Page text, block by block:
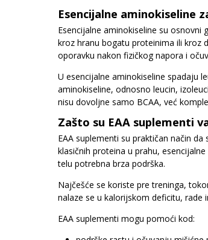
Esencijalne aminokiseline
Esencijalne aminokiseline su
kroz hranu bogatu proteinima ili kroz
oporavku nakon fizičkog napora i
U esencijalne aminokiseline spadaju
aminokiseline, odnosno leucin,
nisu dovoljne samo BCAA, već
Zašto su EAA suplementi
EAA suplementi su praktičan način
klasičnih proteina u prahu,
telu potrebna brza podrška.
Najčešće se koriste pre treninga,
nalaze se u kalorijskom deficitu, rade
EAA suplementi mogu pomoći kod: